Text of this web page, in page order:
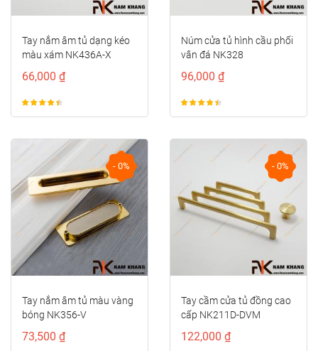
kéo
vàng
Núm cửa tủ hình cầu phối
vân đá NK328
Tay cầm cửa tủ đồng cao
cấp NK211D-DVM
Tay nắm cửa tủ
vàng cao cấp hoa
Tay nắm cửa tủ
dáng đốt tròn trơn